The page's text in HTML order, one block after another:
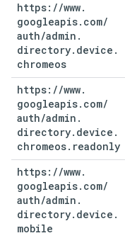
https: //www.
googleapis. com/
auth/admin .
directory. device .
chromeos
https: //www.
googleapis. com/
auth/admin .
directory. device .
chromeos. readonly
https: //www.
googleapis. com/
auth/admin .
directory. device .
mobile